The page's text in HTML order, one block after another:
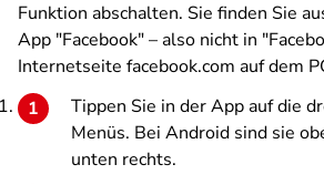
Funktion abschalten. Sie finden Sie
App "Facebook" – also nicht in
Internetseite facebook.com auf dem
Tippen Sie in der App auf die
Menüs. Bei Android sind sie
unten rechts.